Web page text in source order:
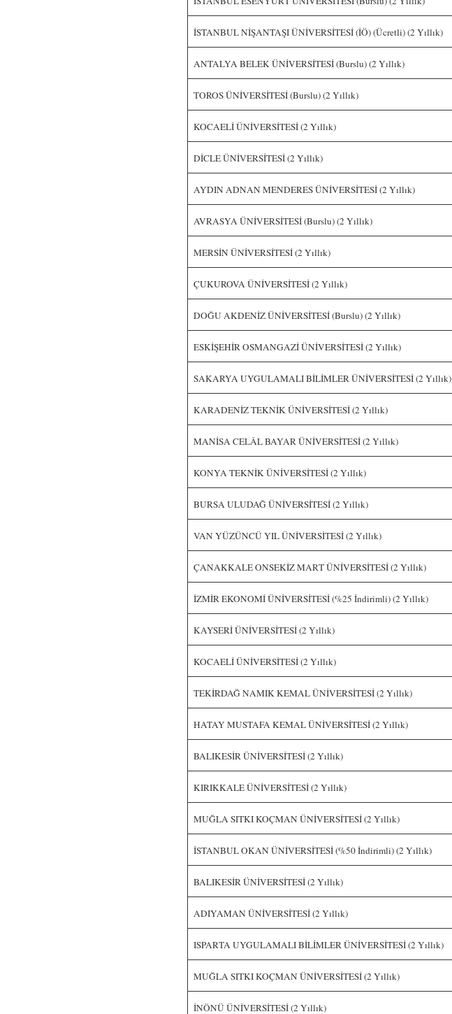
İSTANBUL NİŞANTAŞI ÜNİVERSİTESİ (İÖ) (Ücretli) (2 Yıllık)
ANTALYA BELEK ÜNİVERSİTESİ (Burslu) (2 Yıllık)
TOROS ÜNİVERSİTESİ (Burslu) (2 Yıllık)
KOCAELİ ÜNİVERSİTESİ (2 Yıllık)
DİCLE ÜNİVERSİTESİ (2 Yıllık)
AYDIN ADNAN MENDERES ÜNİVERSİTESİ (2 Yıllık)
AVRASYA ÜNİVERSİTESİ (Burslu) (2 Yıllık)
MERSİN ÜNİVERSİTESİ (2 Yıllık)
ÇUKUROVA ÜNİVERSİTESİ (2 Yıllık)
DOĞU AKDENİZ ÜNİVERSİTESİ (Burslu) (2 Yıllık)
ESKİŞEHİR OSMANGAZİ ÜNİVERSİTESİ (2 Yıllık)
SAKARYA UYGULAMALI BİLİMLER ÜNİVERSİTESİ (2 Yıllık)
KARADENİZ TEKNİK ÜNİVERSİTESİ (2 Yıllık)
MANİSA CELÂL BAYAR ÜNİVERSİTESİ (2 Yıllık)
KONYA TEKNİK ÜNİVERSİTESİ (2 Yıllık)
BURSA ULUDAĞ ÜNİVERSİTESİ (2 Yıllık)
VAN YÜZÜNCÜ YIL ÜNİVERSİTESİ (2 Yıllık)
ÇANAKKALE ONSEKİZ MART ÜNİVERSİTESİ (2 Yıllık)
İZMİR EKONOMİ ÜNİVERSİTESİ (%25 İndirimli) (2 Yıllık)
KAYSERİ ÜNİVERSİTESİ (2 Yıllık)
KOCAELİ ÜNİVERSİTESİ (2 Yıllık)
TEKİRDAĞ NAMIK KEMAL ÜNİVERSİTESİ (2 Yıllık)
HATAY MUSTAFA KEMAL ÜNİVERSİTESİ (2 Yıllık)
BALIKESİR ÜNİVERSİTESİ (2 Yıllık)
KIRIKKALE ÜNİVERSİTESİ (2 Yıllık)
MUĞLA SITKI KOÇMAN ÜNİVERSİTESİ (2 Yıllık)
İSTANBUL OKAN ÜNİVERSİTESİ (%50 İndirimli) (2 Yıllık)
BALIKESİR ÜNİVERSİTESİ (2 Yıllık)
ADIYAMAN ÜNİVERSİTESİ (2 Yıllık)
ISPARTA UYGULAMALI BİLİMLER ÜNİVERSİTESİ (2 Yıllık)
MUĞLA SITKI KOÇMAN ÜNİVERSİTESİ (2 Yıllık)
İNÖNÜ ÜNİVERSİTESİ (2 Yıllık)